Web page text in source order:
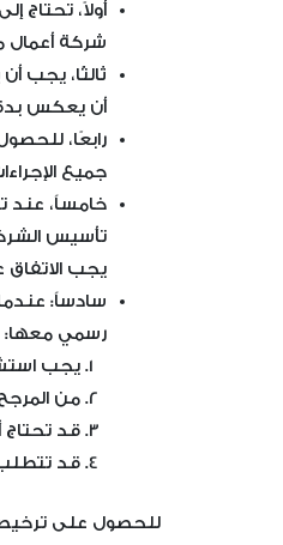
أولاً،
شركة أعمال
ثالثًا، يجب
أن يعكس
رابعًا،
جميع
خامساً، عند
تأسيس
يجب الاتفاق
سادساً:
رسمي معها:
يجب
من
قد تحتاج
قد تتطلب
للحصول على